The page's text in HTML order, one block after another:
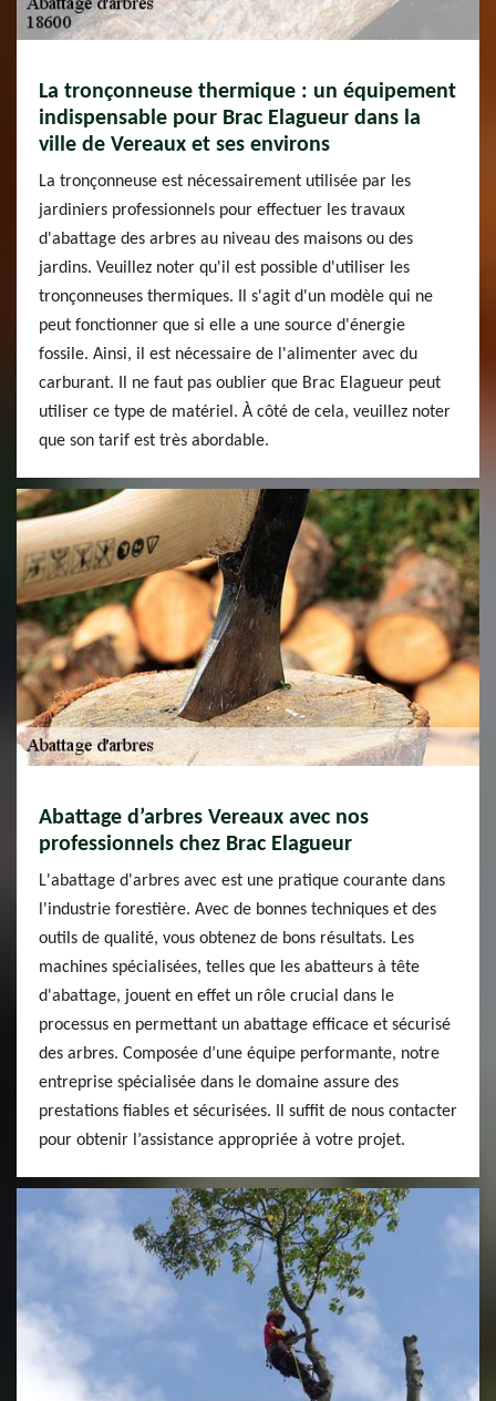
La tronçonneuse thermique : un équipement
indispensable pour Brac Elagueur dans la
ville de Vereaux et ses environs
La tronçonneuse est nécessairement utilisée par les
jardiniers professionnels pour effectuer les travaux
d'abattage des arbres au niveau des maisons ou des
jardins. Veuillez noter qu'il est possible d'utiliser les
tronçonneuses thermiques. Il s'agit d'un modèle qui ne
peut fonctionner que si elle a une source d'énergie
fossile. Ainsi, il est nécessaire de l'alimenter avec du
carburant. Il ne faut pas oublier que Brac Elagueur peut
utiliser ce type de matériel. À côté de cela, veuillez noter
que son tarif est très abordable.
Abattage d’arbres Vereaux avec nos
professionnels chez Brac Elagueur
L'abattage d'arbres avec est une pratique courante dans
l'industrie forestière. Avec de bonnes techniques et des
outils de qualité, vous obtenez de bons résultats. Les
machines spécialisées, telles que les abatteurs à tête
d'abattage, jouent en effet un rôle crucial dans le
processus en permettant un abattage efficace et sécurisé
des arbres. Composée d’une équipe performante, notre
entreprise spécialisée dans le domaine assure des
prestations fiables et sécurisées. Il suffit de nous contacter
pour obtenir l’assistance appropriée à votre projet.